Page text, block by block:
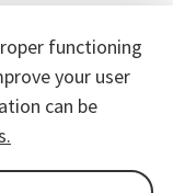
functioning
your user
can be